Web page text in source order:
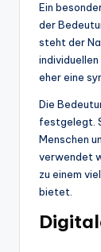
Ein
der
steht der
eher eine
Die
festgelegt.
Menschen
verwendet
zu einem
bietet.